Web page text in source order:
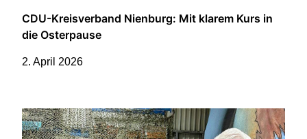
CDU-Kreisverband Nienburg: Mit klarem Kurs in
die Osterpause
2. April 2026